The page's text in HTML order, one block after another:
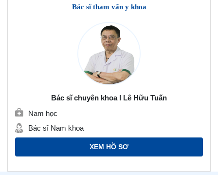
Bác sĩ tham vấn y khoa
Bác sĩ chuyên khoa I Lê Hữu Tuấn
Nam học
Bác sĩ Nam khoa
XEM HỒ SƠ